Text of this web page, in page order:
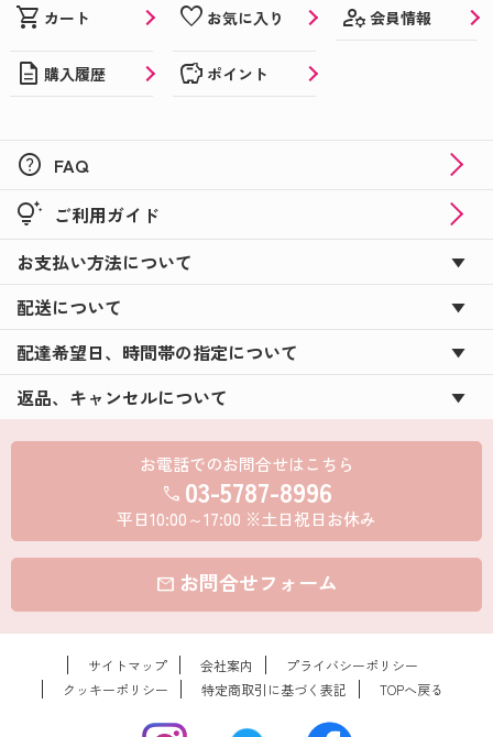
shopping_cart カート favorite お気に入り manage_accounts 会員情報
description 購入履歴 savings ポイント
help FAQ
tips_and_updates ご利用ガイド
お支払い方法について
配送について
配達希望日、時間帯の指定について
返品、キャンセルについて
お電話でのお問合せはこちら
call 03-5787-8996
平日10:00～17:00 ※土日祝日お休み
mail お問合せフォーム
サイトマップ 会社案内
プライバシーポリシー
クッキーポリシー
特定商取引に基づく表記 TOPへ戻る